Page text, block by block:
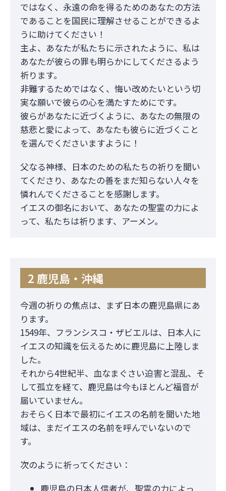
ではなく、永遠の命を得るためのあなたの方法
であることを国民に理解させることができるよ
うに助けてください！
主よ、あなたが私たちに示されたように、私は
あなたが彼らの罪も明らかにしてくださるよう
祈ります。
非難するためではなく、悔い改めたいという切
実な願いで彼らの心を満たすためにです。
彼らがあなたに近づくように、あなたの無限の
慈悲と愛によって、あなたも彼らに近づくこと
を選んでくださいますように！
父なる神様、日本のための私たちの祈りを聞い
てくださり、あなたの善をまだ知らない人々を
憐れんでくださることを感謝します。
イエスの御名において、あなたの聖霊の力によ
って、私たちは祈ります、アーメン。
2 鹿児島・沖縄
今週の祈りの焦点は、まず日本の鹿児島県にあ
ります。
1549年、フランシスコ・ザビエルは、日本人に
イエスの知識を伝えるために鹿児島に上陸しま
した。
それから4世紀半、血なまぐさい迫害と混乱、そ
して孤立を経て、鹿児島は今もほとんど福音が
届いていません。
おそらく日本で最初にイエスの名前を聞いた地
域は、まだイエスの名前を呼んでいないので
す。
次のように祈ってください：
鹿児島の日本人信者が、聖霊の力によっ